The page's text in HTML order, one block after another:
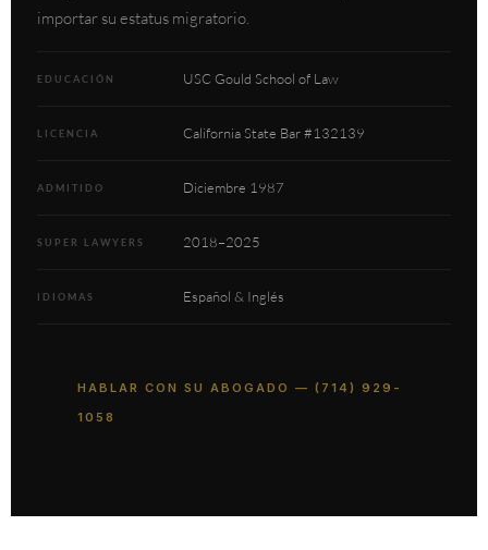
importar su estatus migratorio.
EDUCACIÓN USC Gould School of Law
LICENCIA California State Bar #132139
ADMITIDO Diciembre 1987
SUPER LAWYERS 2018–2025
IDIOMAS Español & Inglés
HABLAR CON SU ABOGADO — (714) 929-
1058